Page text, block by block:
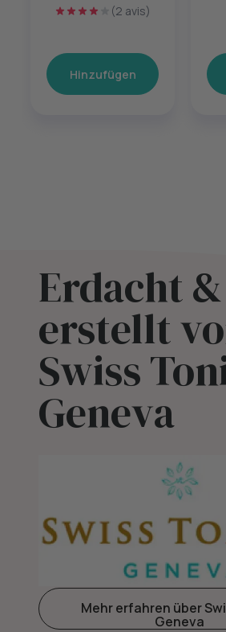
(2 avis)
Hinzufügen
Erdacht &
erstellt
Swiss
Geneva
Mehr erfahren über
Geneva